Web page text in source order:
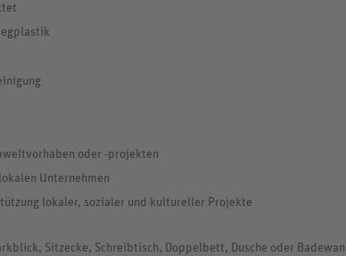
oder -projekten
Unternehmen
lokaler, sozialer und kultureller Projekte
Sitzecke, Schreibtisch, Doppelbett, Dusche oder